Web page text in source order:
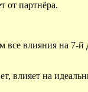
от партнёра.
все влияния на 7-й
влияет на